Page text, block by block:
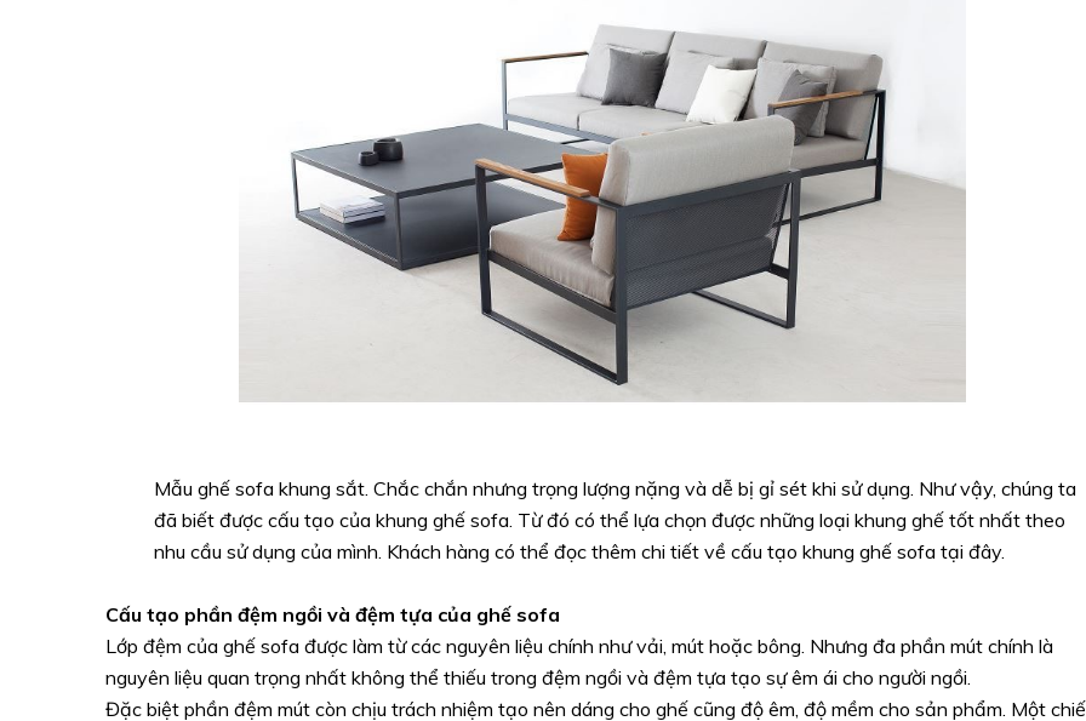
Mẫu ghế sofa khung sắt. Chắc chắn nhưng trọng lượng nặng và dễ bị gỉ sét khi sử dụng. Như vậy, chúng ta
đã biết được cấu tạo của khung ghế sofa. Từ đó có thể lựa chọn được những loại khung ghế tốt nhất theo
nhu cầu sử dụng của mình. Khách hàng có thể đọc thêm chi tiết về cấu tạo khung ghế sofa tại đây.
Cấu tạo phần đệm ngồi và đệm tựa của ghế sofa
Lớp đệm của ghế sofa được làm từ các nguyên liệu chính như vải, mút hoặc bông. Nhưng đa phần mút chính là
nguyên liệu quan trọng nhất không thể thiếu trong đệm ngồi và đệm tựa tạo sự êm ái cho người ngồi.
Đặc biệt phần đệm mút còn chịu trách nhiệm tạo nên dáng cho ghế cũng độ êm, độ mềm cho sản phẩm. Một